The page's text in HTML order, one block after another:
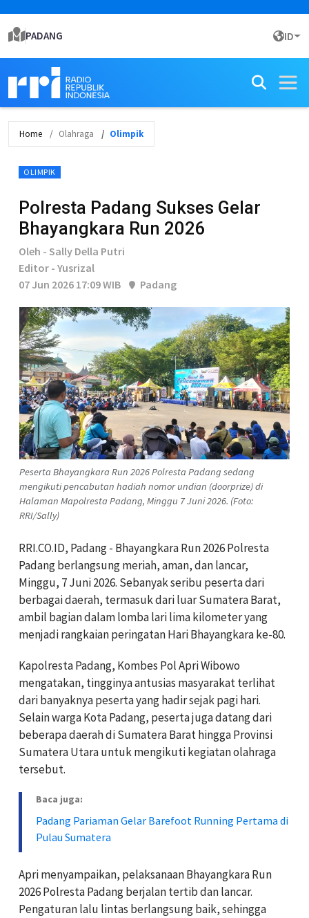
PADANG ID
Home Olahraga Olimpik
OLIMPIK
Polresta Padang Sukses Gelar
Bhayangkara Run 2026
Oleh - Sally Della Putri
Editor - Yusrizal
07 Jun 2026 17:09 WIB
Padang
Peserta Bhayangkara Run 2026 Polresta Padang sedang
mengikuti pencabutan hadiah nomor undian (doorprize) di
Halaman Mapolresta Padang, Minggu 7 Juni 2026. (Foto:
RRI/Sally)
RRI.CO.ID, Padang - Bhayangkara Run 2026 Polresta
Padang berlangsung meriah, aman, dan lancar,
Minggu, 7 Juni 2026. Sebanyak seribu peserta dari
berbagai daerah, termasuk dari luar Sumatera Barat,
ambil bagian dalam lomba lari lima kilometer yang
menjadi rangkaian peringatan Hari Bhayangkara ke-80.
Kapolresta Padang, Kombes Pol Apri Wibowo
mengatakan, tingginya antusias masyarakat terlihat
dari banyaknya peserta yang hadir sejak pagi hari.
Selain warga Kota Padang, peserta juga datang dari
beberapa daerah di Sumatera Barat hingga Provinsi
Sumatera Utara untuk mengikuti kegiatan olahraga
tersebut.
Baca juga:
Padang Pariaman Gelar Barefoot Running Pertama di
Pulau Sumatera
Apri menyampaikan, pelaksanaan Bhayangkara Run
2026 Polresta Padang berjalan tertib dan lancar.
Pengaturan lalu lintas berlangsung baik, sehingga